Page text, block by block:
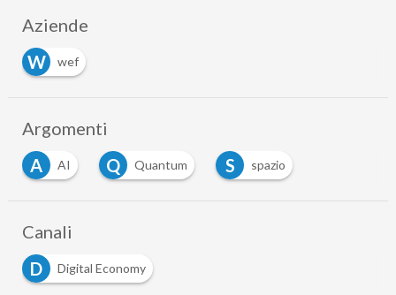
Aziende
W
wef
Argomenti
A
AI Q Quantum S spazio
Canali
D
Digital Economy